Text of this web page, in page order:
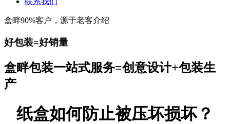
盒畔90%客户，源于老客介绍
好包装=好销量
盒畔包装一站式服务=创意设计+包装生
产
纸盒如何防止被压坏损坏？